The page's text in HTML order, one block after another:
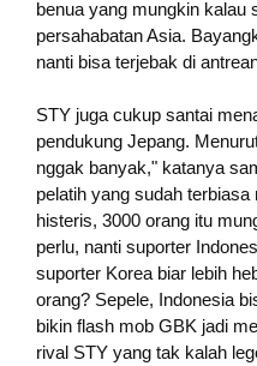
benua yang mungkin kalau
persahabatan Asia.
nanti bisa terjebak di
STY juga cukup santai
pendukung Jepang.
nggak banyak," katanya
pelatih yang sudah
histeris, 3000 orang itu
perlu, nanti suporter
suporter Korea biar lebih
orang? Sepele, Indonesia
bikin flash mob GBK jadi
rival STY yang tak kalah